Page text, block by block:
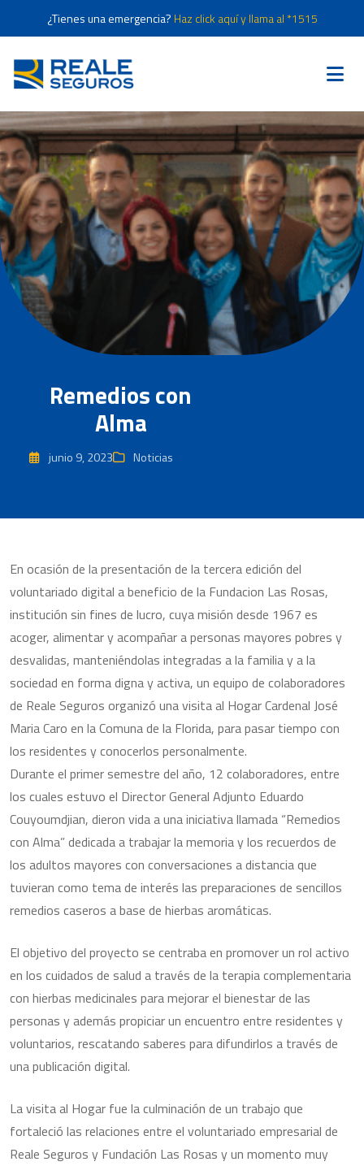
¿Tienes una emergencia? Haz click aquí y llama al *1515
Remedios con
Alma
junio 9, 2023 Noticias
En ocasión de la presentación de la tercera edición del
voluntariado digital a beneficio de la Fundacion Las Rosas,
institución sin fines de lucro, cuya misión desde 1967 es
acoger, alimentar y acompañar a personas mayores pobres y
desvalidas, manteniéndolas integradas a la familia y a la
sociedad en forma digna y activa, un equipo de colaboradores
de Reale Seguros organizó una visita al Hogar Cardenal José
Maria Caro en la Comuna de la Florida, para pasar tiempo con
los residentes y conocerlos personalmente.
Durante el primer semestre del año, 12 colaboradores, entre
los cuales estuvo el Director General Adjunto Eduardo
Couyoumdjian, dieron vida a una iniciativa llamada “Remedios
con Alma” dedicada a trabajar la memoria y los recuerdos de
los adultos mayores con conversaciones a distancia que
tuvieran como tema de interés las preparaciones de sencillos
remedios caseros a base de hierbas aromáticas.
El objetivo del proyecto se centraba en promover un rol activo
en los cuidados de salud a través de la terapia complementaria
con hierbas medicinales para mejorar el bienestar de las
personas y además propiciar un encuentro entre residentes y
voluntarios, rescatando saberes para difundirlos a través de
una publicación digital.
La visita al Hogar fue la culminación de un trabajo que
fortaleció las relaciones entre el voluntariado empresarial de
Reale Seguros y Fundación Las Rosas y un momento muy